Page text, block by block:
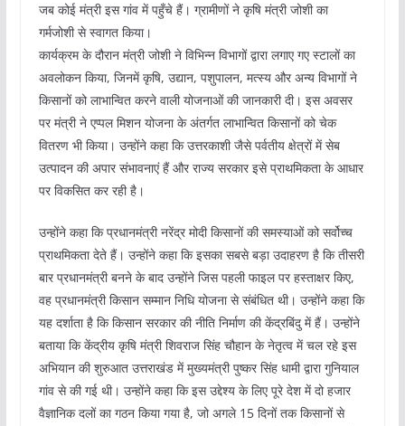
जब कोई मंत्री इस गांव में पहुँचे हैं। ग्रामीणों ने कृषि मंत्री जोशी का
गर्मजोशी से स्वागत किया।
कार्यक्रम के दौरान मंत्री जोशी ने विभिन्न विभागों द्वारा लगाए गए स्टालों का
अवलोकन किया, जिनमें कृषि, उद्यान, पशुपालन, मत्स्य और अन्य विभागों ने
किसानों को लाभान्वित करने वाली योजनाओं की जानकारी दी। इस अवसर
पर मंत्री ने एप्पल मिशन योजना के अंतर्गत लाभान्वित किसानों को चेक
वितरण भी किया। उन्होंने कहा कि उत्तरकाशी जैसे पर्वतीय क्षेत्रों में सेब
उत्पादन की अपार संभावनाएं हैं और राज्य सरकार इसे प्राथमिकता के आधार
पर विकसित कर रही है।
उन्होंने कहा कि प्रधानमंत्री नरेंद्र मोदी किसानों की समस्याओं को सर्वोच्च
प्राथमिकता देते हैं। उन्होंने कहा कि इसका सबसे बड़ा उदाहरण है कि तीसरी
बार प्रधानमंत्री बनने के बाद उन्होंने जिस पहली फाइल पर हस्ताक्षर किए,
वह प्रधानमंत्री किसान सम्मान निधि योजना से संबंधित थी। उन्होंने कहा कि
यह दर्शाता है कि किसान सरकार की नीति निर्माण की केंद्रबिंदु में हैं। उन्होंने
बताया कि केंद्रीय कृषि मंत्री शिवराज सिंह चौहान के नेतृत्व में चल रहे इस
अभियान की शुरुआत उत्तराखंड में मुख्यमंत्री पुष्कर सिंह धामी द्वारा गुनियाल
गांव से की गई थी। उन्होंने कहा कि इस उद्देश्य के लिए पूरे देश में दो हजार
वैज्ञानिक दलों का गठन किया गया है, जो अगले 15 दिनों तक किसानों से